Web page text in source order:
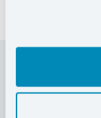
Namiot, który
Hubba HP.